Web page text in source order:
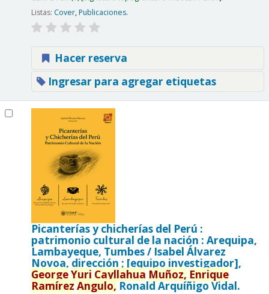
Listas: Cover,Publicaciones.
Hacer reserva
Ingresar para agregar etiquetas
Picanterías y chicherías del Perú :
patrimonio cultural de la nación : Arequipa,
Lambayeque, Tumbes / Isabel Álvarez
Novoa, dirección ; [equipo investigador],
GeorgeYuri Cayllahua Muñoz, Enrique
Ramírez Angulo,Ronald Arquíñigo Vidal.